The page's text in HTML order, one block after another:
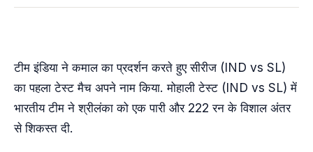
टीम इंडिया ने कमाल का प्रदर्शन करते हुए सीरीज (IND vs SL)
का पहला टेस्ट मैच अपने नाम किया. मोहाली टेस्ट (IND vs SL) में
भारतीय टीम ने श्रीलंका को एक पारी और 222 रन के विशाल अंतर
से शिकस्त दी.